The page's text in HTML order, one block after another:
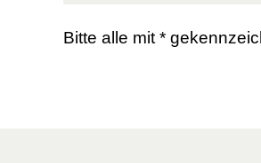
Bitte alle mit *